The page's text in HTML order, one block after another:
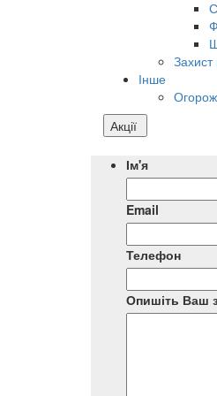
Інше
Акції
Ім'я
Email
Телефон
Опишіть Ваш